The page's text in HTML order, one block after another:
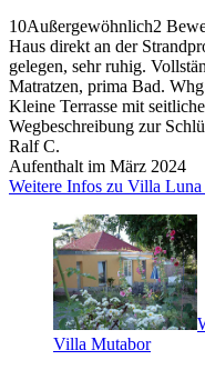
10Außergewöhnlich2
Haus direkt an der
gelegen, sehr ruhig.
Matratzen, prima Bad.
Kleine Terrasse mit
Wegbeschreibung zur
Ralf C.
Aufenthalt im März 2024
Weitere Infos zu Villa
Villa Mutabor